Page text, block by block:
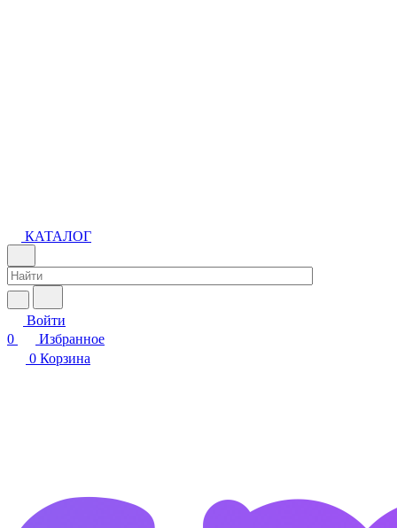
КАТАЛОГ
Войти
0
Избранное
0 Корзина